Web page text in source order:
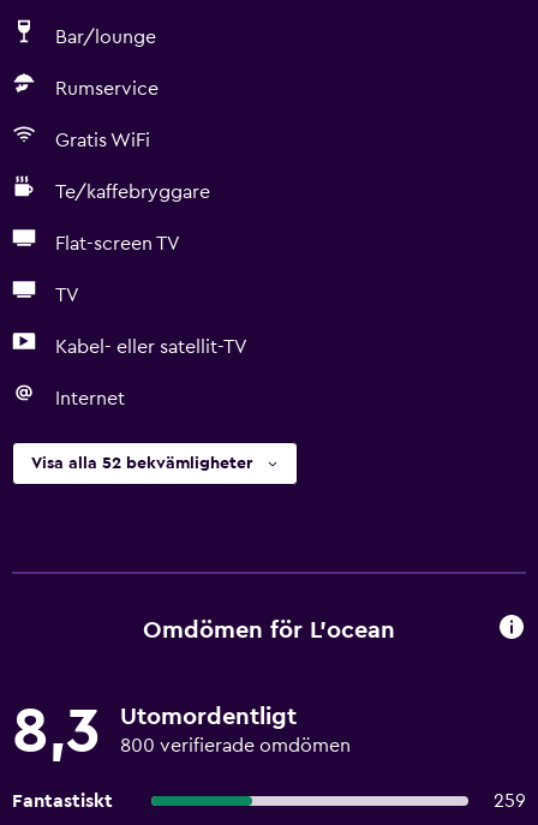
Bar/lounge
Rumservice
Gratis WiFi
Te/kaffebryggare
Flat-screen TV
TV
Kabel- eller satellit-TV
Internet
Visa alla 52 bekvämligheter
Omdömen för L'ocean
8,3 Utomordentligt
800 verifierade omdömen
Fantastiskt
259